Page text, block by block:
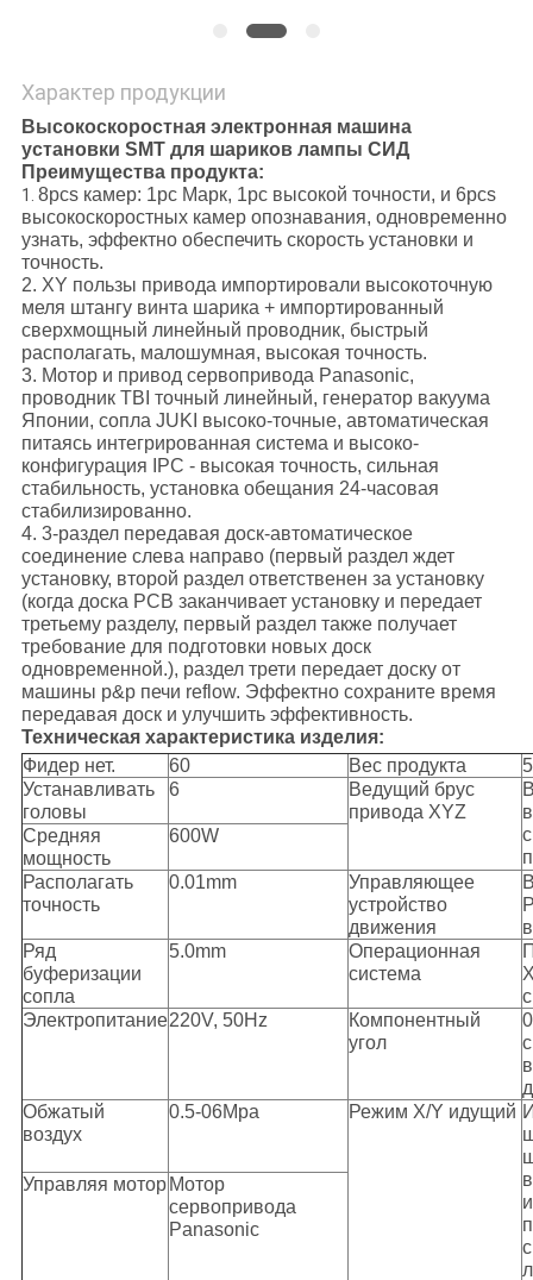
Характер продукции
Высокоскоростная электронная машина
установки SMT для шариков лампы СИД
Преимущества продукта:
1. 8pcs камер: 1pc Марк, 1pc высокой точности, и 6pcs
высокоскоростных камер опознавания, одновременно
узнать, эффектно обеспечить скорость установки и
точность.
2. XY пользы привода импортировали высокоточную
меля штангу винта шарика + импортированный
сверхмощный линейный проводник, быстрый
располагать, малошумная, высокая точность.
3. Мотор и привод сервопривода Panasonic,
проводник TBI точный линейный, генератор вакуума
Японии, сопла JUKI высоко-точные, автоматическая
питаясь интегрированная система и высоко-
конфигурация IPC - высокая точность, сильная
стабильность, установка обещания 24-часовая
стабилизированно.
4. 3-раздел передавая доск-автоматическое
соединение слева направо (первый раздел ждет
установку, второй раздел ответственен за установку
(когда доска PCB заканчивает установку и передает
третьему разделу, первый раздел также получает
требование для подготовки новых доск
одновременной.), раздел трети передает доску от
машины p&p печи reflow. Эффектно сохраните время
передавая доск и улучшить эффективность.
Техническая характеристика изделия:
Фидер нет.
60 Вес продукта
Устанавливать
головы
6
Ведущий брус
привода XYZ
Средняя
мощность
600W
Располагать
точность
0.01mm
Управляющее
устройство
движения
Ряд
буферизации
сопла
5.0mm
Операционная
система
Электропитание220V, 50Hz
Компонентный
угол
Обжатый
воздух
0.5-06Mpa Режим X/Y идущий
Управляя мотор Мотор
сервопривода
Panasonic